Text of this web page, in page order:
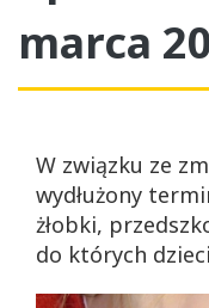
marca
W związku ze
wydłużony
żłobki,
do których